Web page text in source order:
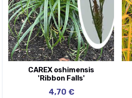
CAREX oshimensis
'Ribbon Falls'
4,70 €